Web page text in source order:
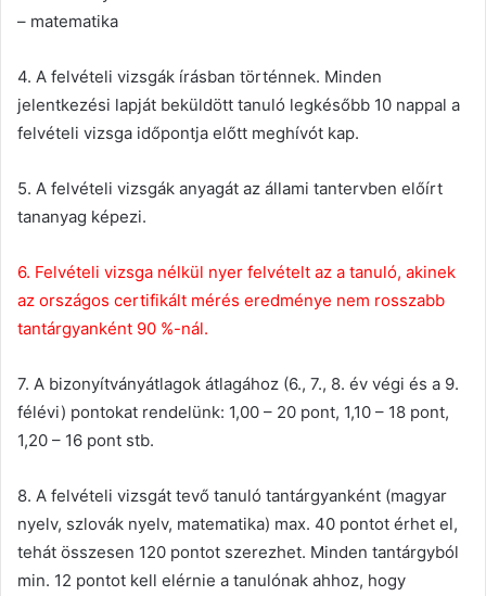
– matematika
4. A felvételi vizsgák írásban történnek. Minden
jelentkezési lapját beküldött tanuló legkésőbb 10 nappal a
felvételi vizsga időpontja előtt meghívót kap.
5. A felvételi vizsgák anyagát az állami tantervben előírt
tananyag képezi.
6. Felvételi vizsga nélkül nyer felvételt az a tanuló, akinek
az országos certifikált mérés eredménye nem rosszabb
tantárgyanként 90 %-nál.
7. A bizonyítványátlagok átlagához (6., 7., 8. év végi és a 9.
félévi) pontokat rendelünk: 1,00 – 20 pont, 1,10 – 18 pont,
1,20 – 16 pont stb.
8. A felvételi vizsgát tevő tanuló tantárgyanként (magyar
nyelv, szlovák nyelv, matematika) max. 40 pontot érhet el,
tehát összesen 120 pontot szerezhet. Minden tantárgyból
min. 12 pontot kell elérnie a tanulónak ahhoz, hogy